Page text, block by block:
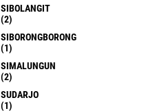
SIBOLANGIT
(2)
SIBORONGBORONG
(1)
SIMALUNGUN
(2)
SUDARJO
(1)